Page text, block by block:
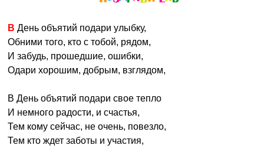
В День объятий подари улыбку,
Обними того, кто с тобой, рядом,
И забудь, прошедшие, ошибки,
Одари хорошим, добрым, взглядом,
В День объятий подари свое тепло
И немного радости, и счастья,
Тем кому сейчас, не очень, повезло,
Тем кто ждет заботы и участия,